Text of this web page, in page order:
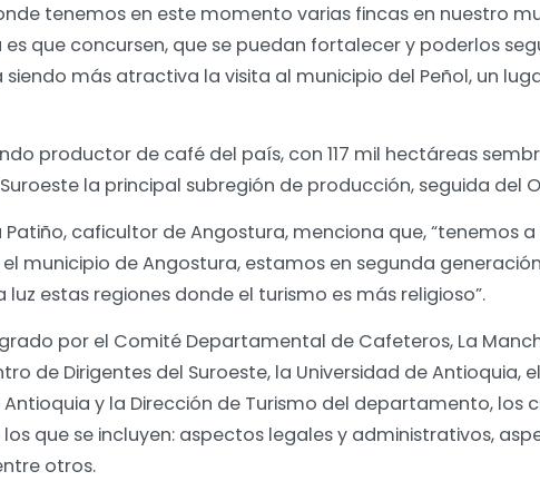
tenemos en este momento varias fincas en nuestro
es que concursen, que se puedan fortalecer y poderlos
siendo más atractiva la visita al municipio del Peñol, un
productor de café del país, con 117 mil hectáreas
la principal subregión de producción, seguida del
caficultor de Angostura, menciona que, “tenemos a
municipio de Angostura, estamos en segunda
luz estas regiones donde el turismo es más religioso”.
por el Comité Departamental de Cafeteros, La
de Dirigentes del Suroeste, la Universidad de Antioquia,
y la Dirección de Turismo del departamento, los
que se incluyen: aspectos legales y administrativos,
otros.